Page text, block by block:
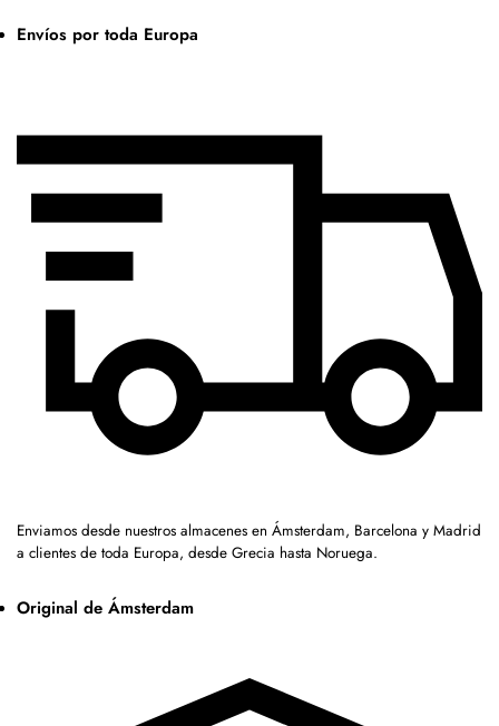
Envíos por toda Europa
Enviamos desde nuestros almacenes en Ámsterdam, Barcelona y Madrid
a clientes de toda Europa, desde Grecia hasta Noruega.
Original de Ámsterdam